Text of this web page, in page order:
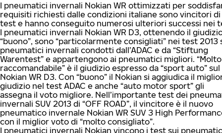
I pneumatici invernali Nokian WR ottimizzati per
requisiti richiesti dalle condizioni italiane sono vincitori di
test e hanno conseguito numerosi ulteriori successi nei
I pneumatici invernali Nokian WR D3, ottenendo il
“buono”, sono “particolarmente consigliati” nei test 2013
pneumatici invernali condotti dall’ADAC e da “Stiftung
Warentest” e appartengono ai pneumatici migliori. “Molto
raccomandabile” è il giudizio espresso da “sport auto” sul
Nokian WR D3. Con “buono” il Nokian si aggiudica il
giudizio nel test ADAC e anche “auto motor sport” gli
assegna il voto migliore. Nell’importante test dei
invernali SUV 2013 di “OFF ROAD”, il vincitore è il nuovo
pneumatico invernale Nokian WR SUV 3 High
con il miglior voto di “molto consigliato”.
I pneumatici invernali Nokian vincono i test sui